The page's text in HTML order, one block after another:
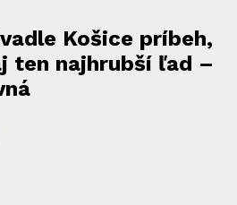
Košice príbeh,
ten najhrubší ľad –